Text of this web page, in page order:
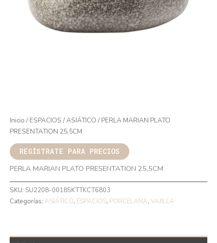
Inicio / ESPACIOS /ASIÁTICO / PERLA MARIAN PLATO
PRESENTATION 25,5CM
REGÍSTRATE PARA PRECIOS
PERLA MARIAN PLATO PRESENTATION 25,5CM
SKU: SU2208-00185KTTKCT6803
Categorías: ASIÁTICO, ESPACIOS, PORCELANA, VAJILLA